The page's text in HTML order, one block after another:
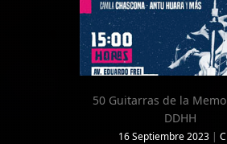
50 Guitarras de la
DDHH
16 Septiembre 2023 |